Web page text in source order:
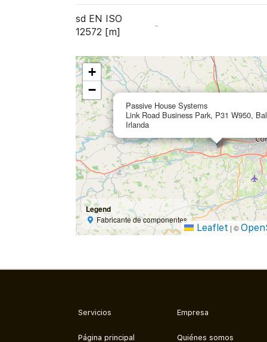
sd EN ISO
12572 [m]
-
Passive House Systems
Link Road Business Park, P31 W950,
Irlanda
+
−
Legend
Fabricante de componentes
Leaflet | ©
Servicios
Página principal
Empresa
Quiénes somos